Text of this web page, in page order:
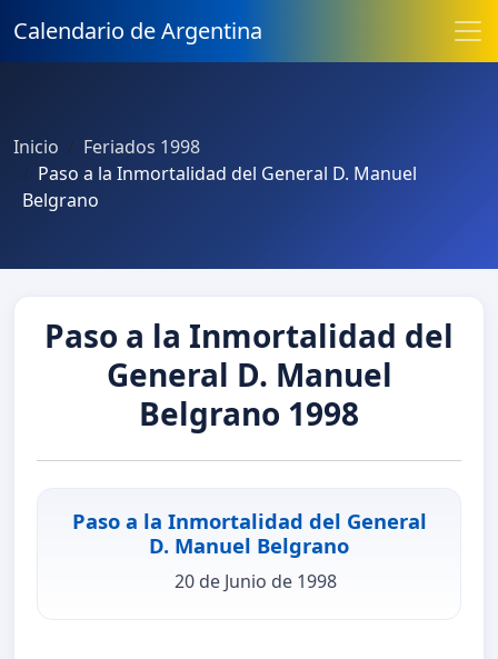
Calendario de Argentina
Inicio
Feriados 1998
Paso a la Inmortalidad del General D. Manuel
Belgrano
Paso a la Inmortalidad del
General D. Manuel
Belgrano 1998
Paso a la Inmortalidad del General
D. Manuel Belgrano
20 de Junio de 1998